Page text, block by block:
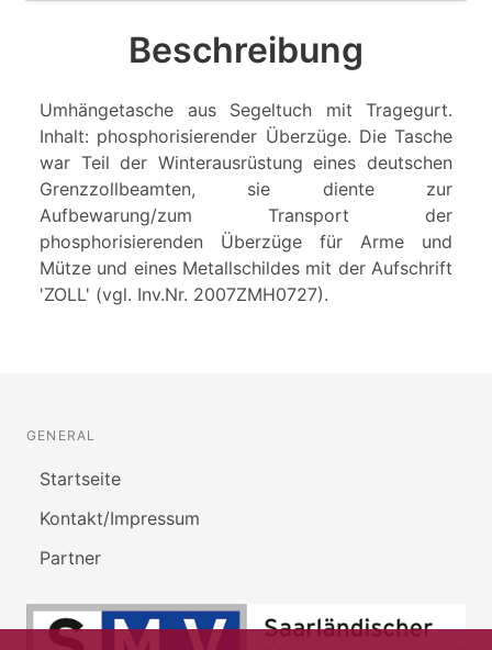
Beschreibung
Umhängetasche aus Segeltuch mit Tragegurt.
Inhalt: phosphorisierender Überzüge. Die Tasche
war Teil der Winterausrüstung eines deutschen
Grenzzollbeamten, sie diente zur
Aufbewarung/zum Transport der
phosphorisierenden Überzüge für Arme und
Mütze und eines Metallschildes mit der Aufschrift
'ZOLL' (vgl. Inv.Nr. 2007ZMH0727).
GENERAL
Startseite
Kontakt/Impressum
Partner